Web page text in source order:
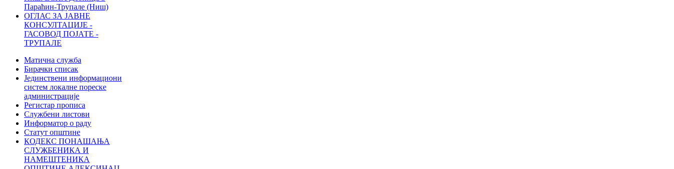
Параћин-Трупале (Ниш)
ОГЛАС ЗА ЈАВНЕ
КОНСУЛТАЦИЈЕ -
ГАСОВОД ПОЈАТЕ -
ТРУПАЛЕ
Матична служба
Бирачки списак
Јединствени информациони
систем локалне пореске
администрације
Регистар прописа
Службени листови
Информатор о раду
Статут општине
КОДЕКС ПОНАШАЊА
СЛУЖБЕНИКА И
НАМЕШТЕНИКА